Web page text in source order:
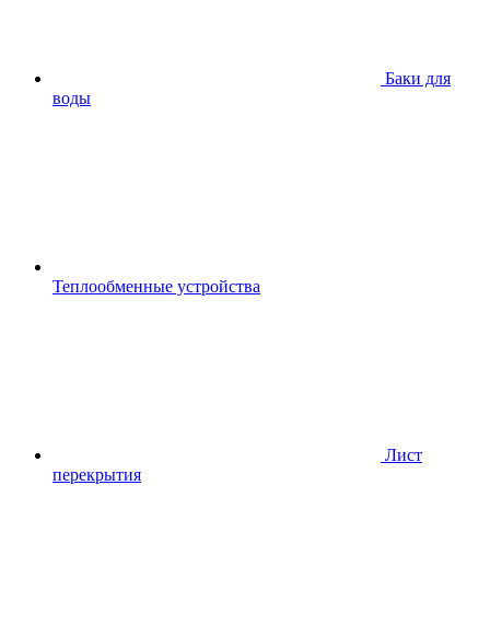
Баки для
воды
Теплообменные устройства
Лист
перекрытия